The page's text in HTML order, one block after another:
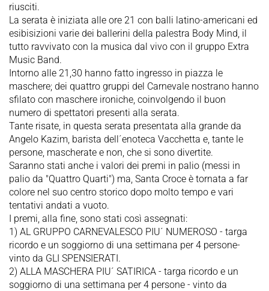
riusciti.
La serata è iniziata alle ore 21 con balli latino-americani ed
esibisizioni varie dei ballerini della palestra Body Mind, il
tutto ravvivato con la musica dal vivo con il gruppo Extra
Music Band.
Intorno alle 21,30 hanno fatto ingresso in piazza le
maschere; dei quattro gruppi del Carnevale nostrano hanno
sfilato con maschere ironiche, coinvolgendo il buon
numero di spettatori presenti alla serata.
Tante risate, in questa serata presentata alla grande da
Angelo Kazim, barista dell´enoteca Vacchetta e, tante le
persone, mascherate e non, che si sono divertite.
Saranno stati anche i valori dei premi in palio (messi in
palio da "Quattro Quarti") ma, Santa Croce è tornata a far
colore nel suo centro storico dopo molto tempo e vari
tentativi andati a vuoto.
I premi, alla fine, sono stati così assegnati:
1) AL GRUPPO CARNEVALESCO PIU´ NUMEROSO - targa
ricordo e un soggiorno di una settimana per 4 persone-
vinto da GLI SPENSIERATI.
2) ALLA MASCHERA PIU´ SATIRICA - targa ricordo e un
soggiorno di una settimana per 4 persone - vinto da